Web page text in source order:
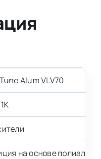
Alum VLV70
на основе